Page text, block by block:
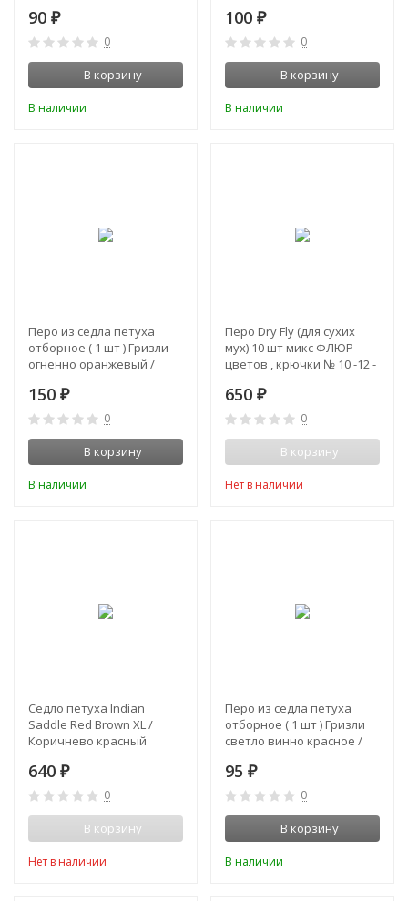
Var. 30 - 36 см.
90 ₽
0
В корзину
В наличии
100 ₽
0
В корзину
В наличии
Перо из седла петуха
отборное ( 1 шт ) Гризли
огненно оранжевый /
150 ₽
0
В корзину
В наличии
Перо Dry Fly (для сухих
мух) 10 шт микс ФЛЮР
цветов , крючки № 10 -12 -
650 ₽
0
В корзину
Нет в наличии
Седло петуха Indian
Saddle Red Brown XL /
Коричнево красный
640 ₽
0
В корзину
Нет в наличии
Перо из седла петуха
отборное ( 1 шт ) Гризли
светло винно красное /
95 ₽
0
В корзину
В наличии